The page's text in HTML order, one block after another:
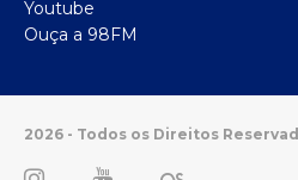
Youtube
Ouça a 98FM
2026 - Todos os Direitos